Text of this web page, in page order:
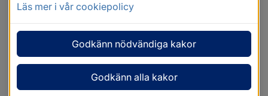
Läs mer i vår cookiepolicy
Godkänn nödvändiga kakor
Godkänn alla kakor